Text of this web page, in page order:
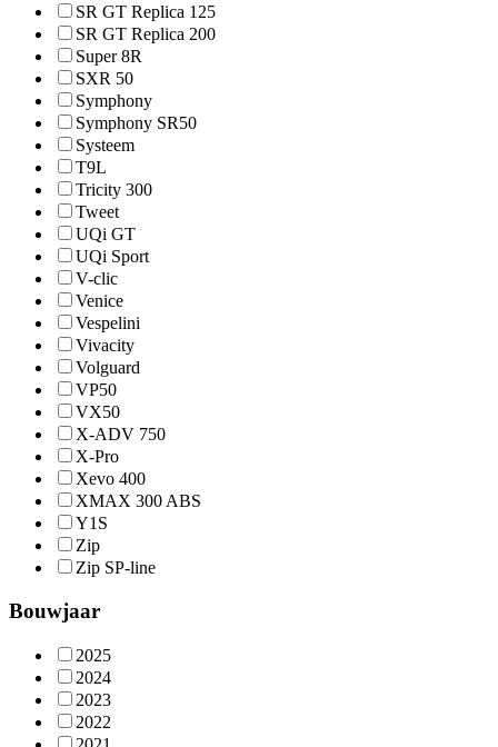
SR GT Replica 125
SR GT Replica 200
Super 8R
SXR 50
Symphony
Symphony SR50
Systeem
T9L
Tricity 300
Tweet
UQi GT
UQi Sport
V-clic
Venice
Vespelini
Vivacity
Volguard
VP50
VX50
X-ADV 750
X-Pro
Xevo 400
XMAX 300 ABS
Y1S
Zip
Zip SP-line
Bouwjaar
2025
2024
2023
2022